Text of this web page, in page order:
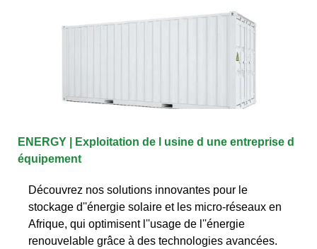
ENERGY | Exploitation de l usine d une entreprise d
équipement
Découvrez nos solutions innovantes pour le
stockage d''énergie solaire et les micro-réseaux en
Afrique, qui optimisent l''usage de l''énergie
renouvelable grâce à des technologies avancées.